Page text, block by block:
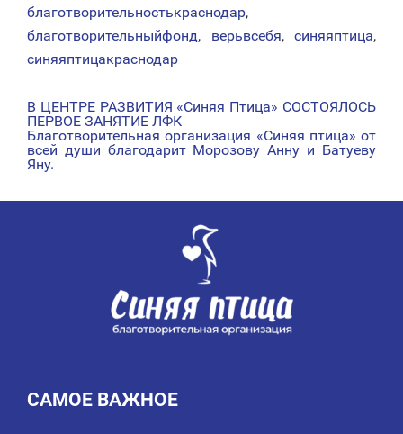
благотворительностькраснодар,
благотворительныйфонд, верьвсебя, синяяптица,
синяяптицакраснодар
НАВИГАЦИЯ
ПО
В ЦЕНТРЕ РАЗВИТИЯ «Синяя Птица» СОСТОЯЛОСЬ
ПЕРВОЕ ЗАНЯТИЕ ЛФК
Благотворительная организация «Синяя птица» от
всей души благодарит Морозову Анну и Батуеву
Яну.
САМОЕ ВАЖНОЕ